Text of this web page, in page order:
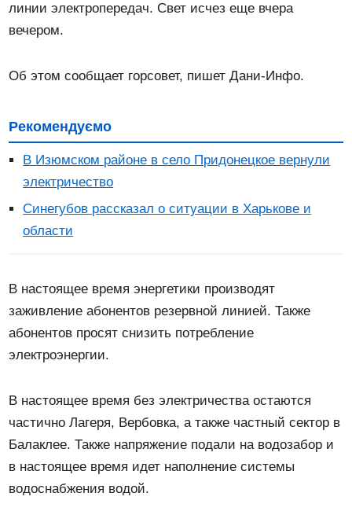
линии электропередач. Свет исчез еще вчера
вечером.
Об этом сообщает горсовет, пишет Дани-Инфо.
Рекомендуємо
В Изюмском районе в село Придонецкое вернули
электричество
Синегубов рассказал о ситуации в Харькове и
области
В настоящее время энергетики производят
заживление абонентов резервной линией. Также
абонентов просят снизить потребление
электроэнергии.
В настоящее время без электричества остаются
частично Лагеря, Вербовка, а также частный сектор в
Балаклее. Также напряжение подали на водозабор и
в настоящее время идет наполнение системы
водоснабжения водой.